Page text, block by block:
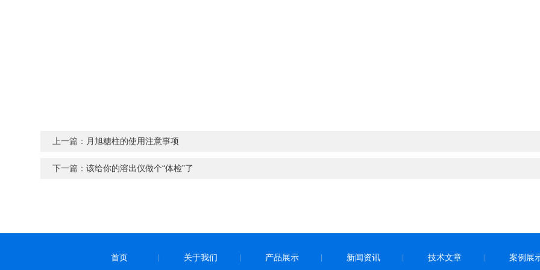
上一篇： 月旭糖柱的使用注意事项
下一篇：该给你的溶出仪做个“体检”了
首页 | 关于我们 | 产品展示 | 新闻资讯 | 技术文章 | 案例展